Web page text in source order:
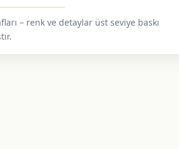
– renk ve detaylar üst seviye baskı